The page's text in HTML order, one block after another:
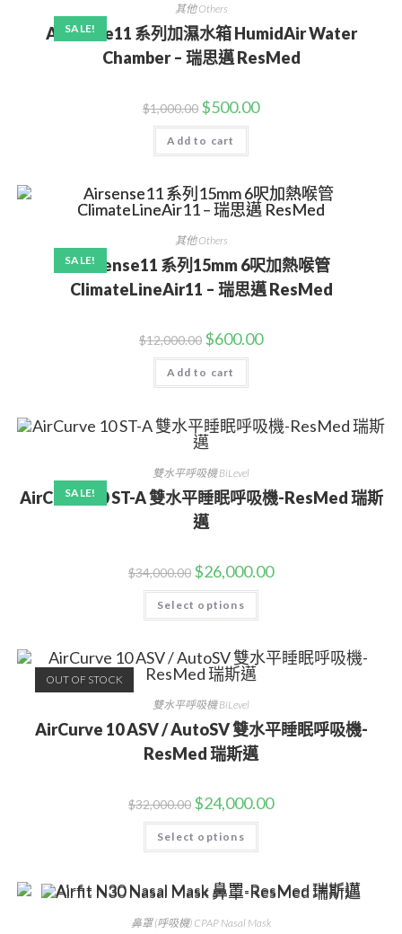
SALE!
其他 Others
Airsense11 系列加濕水箱 HumidAir Water
Chamber – 瑞思邁 ResMed
$1,000.00 $500.00
Add to cart
SALE!
其他 Others
Airsense11 系列15mm 6呎加熱喉管
ClimateLineAir11 – 瑞思邁 ResMed
$12,000.00 $600.00
Add to cart
SALE!
雙水平呼吸機 BiLevel
AirCurve 10 ST-A 雙水平睡眠呼吸機-ResMed 瑞斯
邁
$34,000.00 $26,000.00
Select options
OUT OF STOCK
雙水平呼吸機 BiLevel
AirCurve 10 ASV / AutoSV 雙水平睡眠呼吸機-
ResMed 瑞斯邁
$32,000.00 $24,000.00
Select options
鼻罩 (呼吸機) CPAP Nasal Mask